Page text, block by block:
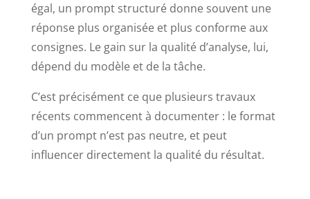
égal, un prompt structuré donne souvent une
réponse plus organisée et plus conforme aux
consignes. Le gain sur la qualité d’analyse, lui,
dépend du modèle et de la tâche.
C’est précisément ce que plusieurs travaux
récents commencent à documenter : le format
d’un prompt n’est pas neutre, et peut
influencer directement la qualité du résultat.